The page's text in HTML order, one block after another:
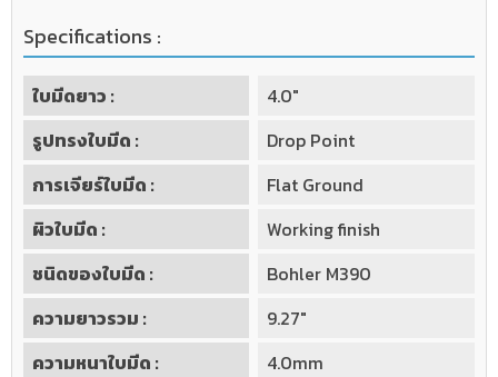
Specifications :
ใบมีดยาว :
4.0"
รูปทรงใบมีด :
Drop Point
การเจียร์ใบมีด :
Flat Ground
ผิวใบมีด :
Working finish
ชนิดของใบมีด :
Bohler M390
ความยาวรวม :
9.27"
ความหนาใบมีด :
4.0mm